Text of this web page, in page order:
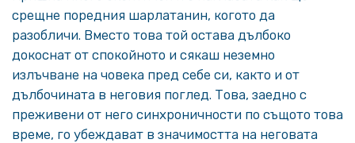
срещне поредния шарлатанин, когото да
разобличи. Вместо това той остава дълбоко
докоснат от спокойното и сякаш неземно
излъчване на човека пред себе си, както и от
дълбочината в неговия поглед. Това, заедно с
преживени от него синхроничности по същото това
време, го убеждават в значимостта на неговата